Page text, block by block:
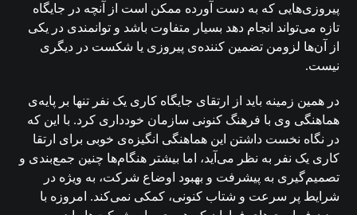
پیروزی‌هایی که به دست آورده ممکن است از آنچه در جایگاه
تازه می‌تواند انجام دهد بسیار متفاوت باشد و توانمندی در یکی
از آن‌ها لزومن تضمین کننده‌ی پیروزی یا شکست در دیگری
نیست.
در همین زمینه باید از ارتقای جایگاه کاری یک نفر تنها بر پایه‌ی
هماهنگی وی با فرهنگ کنونی سازمان خودداری کرد. با این که
در نگاه نخست داشتن این هماهنگی انگیزه‌ی خوبی برای ارتقا
کاری یک نفر به نظر می‌آید، اما بیشتر هنگام‌ها چنین جمع‌بندی و
تصمیم‌گیری به پیشرفت و بهبود اوضاع شرکت، به ویژه در
شرایط پر سرعت و شتاب کنونی، کمکی نمی‌کند. امروزه با